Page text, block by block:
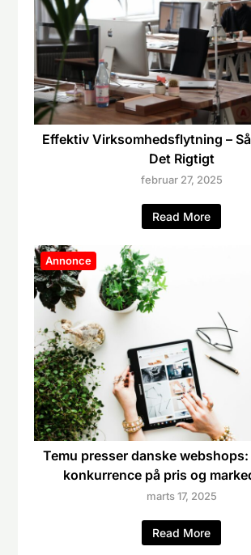
Effektiv Virksomhedsflytning –
Det Rigtigt
februar 27, 2025
Read More
Annonce
Temu presser danske
konkurrence på pris og
marts 17, 2025
Read More